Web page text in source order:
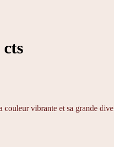
vibrante et sa grande